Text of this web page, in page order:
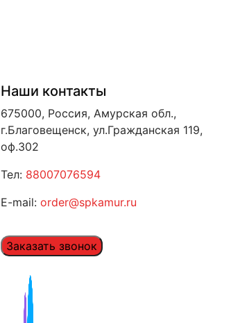
Наши контакты
675000, Россия, Амурская обл.,
г.Благовещенск, ул.Гражданская 119,
оф.302
Тел: 88007076594
E-mail: order@spkamur.ru
Заказать звонок